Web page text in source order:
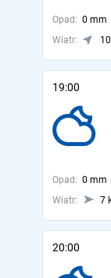
Opad: 0 mm
Wiatr:
19:00
Opad: 0 mm
Wiatr:
7
20:00